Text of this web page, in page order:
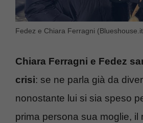
Fedez e Chiara Ferragni
Chiara Ferragni e Fedez
crisi: se ne parla già da
nonostante lui si sia speso
prima persona sua moglie, il